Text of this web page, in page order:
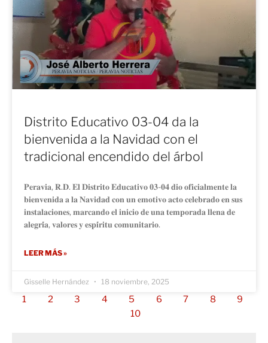
Distrito Educativo 03-04 da la
bienvenida a la Navidad con el
tradicional encendido del árbol
𝐏𝐞𝐫𝐚𝐯𝐢𝐚, 𝐑.𝐃. 𝐄𝐥 𝐃𝐢𝐬𝐭𝐫𝐢𝐭𝐨 𝐄𝐝𝐮𝐜𝐚𝐭𝐢𝐯𝐨 𝟎𝟑-𝟎𝟒 𝐝𝐢𝐨 𝐨𝐟𝐢𝐜𝐢𝐚𝐥𝐦𝐞𝐧𝐭𝐞 𝐥𝐚
𝐛𝐢𝐞𝐧𝐯𝐞𝐧𝐢𝐝𝐚 𝐚 𝐥𝐚 𝐍𝐚𝐯𝐢𝐝𝐚𝐝 𝐜𝐨𝐧 𝐮𝐧 𝐞𝐦𝐨𝐭𝐢𝐯𝐨 𝐚𝐜𝐭𝐨 𝐜𝐞𝐥𝐞𝐛𝐫𝐚𝐝𝐨 𝐞𝐧 𝐬𝐮𝐬
𝐢𝐧𝐬𝐭𝐚𝐥𝐚𝐜𝐢𝐨𝐧𝐞𝐬, 𝐦𝐚𝐫𝐜𝐚𝐧𝐝𝐨 𝐞𝐥 𝐢𝐧𝐢𝐜𝐢𝐨 𝐝𝐞 𝐮𝐧𝐚 𝐭𝐞𝐦𝐩𝐨𝐫𝐚𝐝𝐚 𝐥𝐥𝐞𝐧𝐚 𝐝𝐞
𝐚𝐥𝐞𝐠𝐫𝐢́𝐚, 𝐯𝐚𝐥𝐨𝐫𝐞𝐬 𝐲 𝐞𝐬𝐩𝐢́𝐫𝐢𝐭𝐮 𝐜𝐨𝐦𝐮𝐧𝐢𝐭𝐚𝐫𝐢𝐨.
LEER MÁS »
Gisselle Hernández 18 noviembre, 2025
1 2 3 4 5 6 7 8
9
10